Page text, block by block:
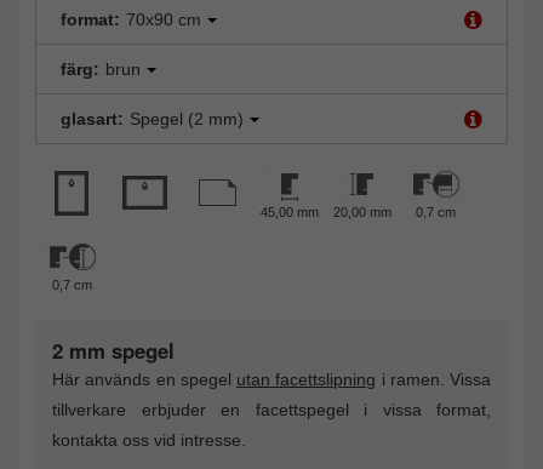
format: 70x90 cm
färg: brun
glasart: Spegel (2 mm)
45,00 mm 20,00 mm 0,7 cm
0,7 cm
2 mm spegel
Här används en spegel utan facettslipning i ramen. Vissa
tillverkare erbjuder en facettspegel i vissa format,
kontakta oss vid intresse.